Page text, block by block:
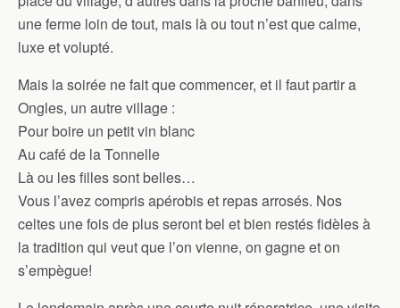
une ferme loin de tout, mais là ou tout n’est que calme,
luxe et volupté.
Mais la soirée ne fait que commencer, et il faut partir a
Ongles, un autre village :
Pour boire un petit vin blanc
Au café de la Tonnelle
Là ou les filles sont belles…
Vous l’avez compris apérobis et repas arrosés. Nos
celtes une fois de plus seront bel et bien restés fidèles à
la tradition qui veut que l’on vienne, on gagne et on
s’empègue!